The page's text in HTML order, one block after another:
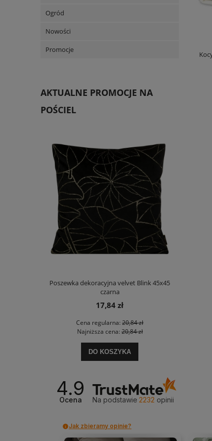
Ogród
Nowości
Promocje
AKTUALNE PROMOCJE NA
POŚCIEL
Poszewka dekoracyjna velvet Blink 45x45
czarna
17,84 zł
Cena regularna: 20,84 zł
Najniższa cena:20,84 zł
DO KOSZYKA
4.9
Ocena Na podstawie 2232 opinii
Jak zbieramy opinie?